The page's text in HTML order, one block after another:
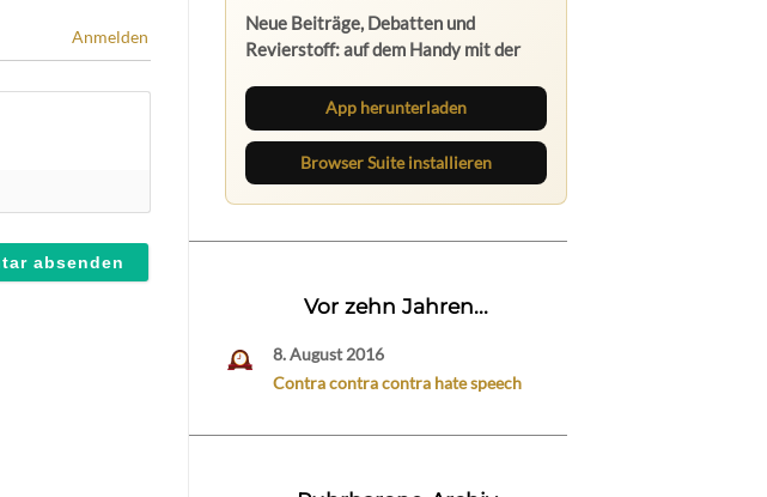
Anmelden
Neue Beiträge, Debatten und
Revierstoff: auf dem Handy mit der
App, am Rechner mit der Browser
Suite.
App herunterladen
Browser Suite installieren
Vor zehn Jahren...
8. August 2016
Contra contra contra hate speech